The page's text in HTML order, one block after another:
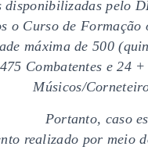
disponibilizadas pelo
o Curso de Formação
máxima de 500
Combatentes e 24
Músicos/
caso este
realizado por meio